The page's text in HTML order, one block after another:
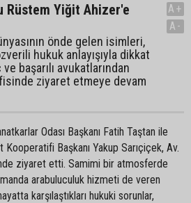
Rüstem Yiğit Ahizer'e
önde gelen isimleri,
hukuk anlayışıyla dikkat
başarılı avukatlarından
ziyaret etmeye devam
A+
A-
Odası Başkanı Fatih Taştan ile
Başkanı Yakup Sarıçiçek, Av.
ziyaret etti. Samimi bir atmosferde
arabuluculuk hizmeti de veren
karşılaştıkları hukuki sorunlar,